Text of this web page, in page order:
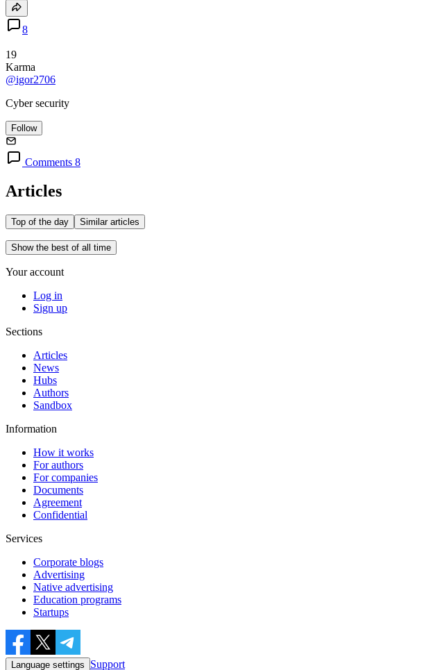
8
19
Karma
@igor2706
Cyber security
Follow
Comments 8
Articles
Top of the day Similar articles
Show the best of all time
Your account
Log in
Sign up
Sections
Articles
News
Hubs
Authors
Sandbox
Information
How it works
For authors
For companies
Documents
Agreement
Confidential
Services
Corporate blogs
Advertising
Native advertising
Education programs
Startups
Language settings Support